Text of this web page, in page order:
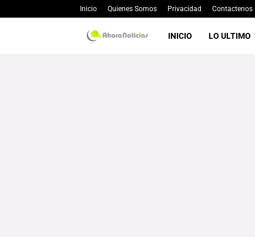
Inicio Quienes Somos Privacidad Contactenos
INICIO LO ULTIMO